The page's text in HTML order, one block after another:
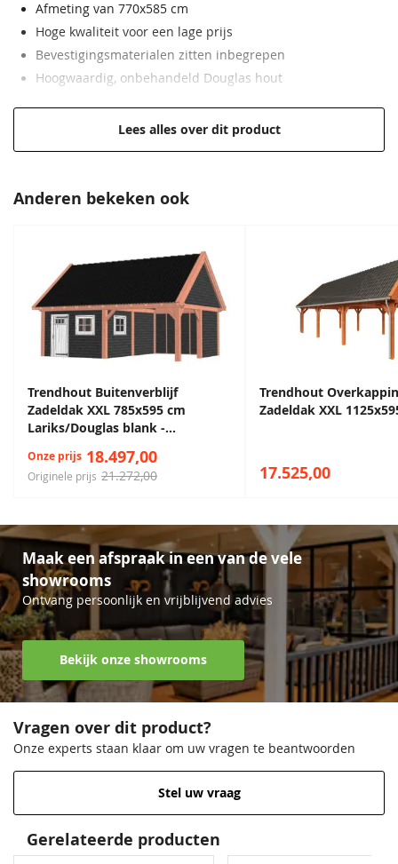
Dakbeschot Vellingdelen 18x145 mm
EAN code 8718144027518
Afmeting van 770x585 cm
Hoge kwaliteit voor een lage prijs
Bevestigingsmaterialen zitten inbegrepen
Hoogwaardig, onbehandeld Douglas hout
Lees alles over dit product
Anderen bekeken ook
Trendhout Buitenverblijf
Zadeldak XXL 785x595 cm
Lariks/Douglas blank -
Originele prijs 21.272,00
Onze prijs 18.497,00
Trendhout
Zadeldak XXL
17.525,00
Maak een afspraak in een van de vele
showrooms
Ontvang persoonlijk en vrijblijvend advies
Bekijk onze showrooms
Vragen over dit product?
Onze experts staan klaar om uw vragen te beantwoorden
Stel uw vraag
Gerelateerde producten